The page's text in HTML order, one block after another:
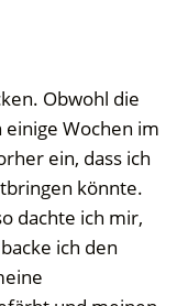
Obwohl die
einige Wochen im
ein, dass ich
könnte.
dachte ich mir,
ich den